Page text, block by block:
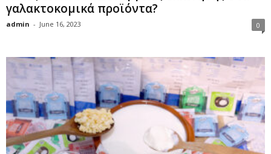
γαλακτοκομικά προϊόντα?
admin - June 16, 2023 0